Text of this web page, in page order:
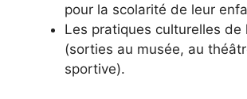
pour la scolarité de leur
Les pratiques culturelles de
(sorties au musée, au
sportive).